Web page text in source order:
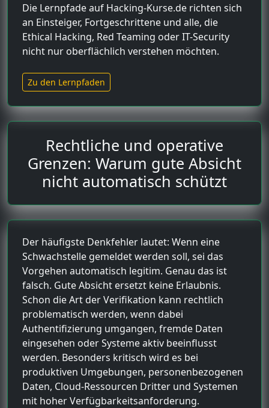
Die Lernpfade auf Hacking-Kurse.de richten sich
an Einsteiger, Fortgeschrittene und alle, die
Ethical Hacking, Red Teaming oder IT-Security
nicht nur oberflächlich verstehen möchten.
Zu den Lernpfaden
Rechtliche und operative
Grenzen: Warum gute Absicht
nicht automatisch schützt
Der häufigste Denkfehler lautet: Wenn eine
Schwachstelle gemeldet werden soll, sei das
Vorgehen automatisch legitim. Genau das ist
falsch. Gute Absicht ersetzt keine Erlaubnis.
Schon die Art der Verifikation kann rechtlich
problematisch werden, wenn dabei
Authentifizierung umgangen, fremde Daten
eingesehen oder Systeme aktiv beeinflusst
werden. Besonders kritisch wird es bei
produktiven Umgebungen, personenbezogenen
Daten, Cloud-Ressourcen Dritter und Systemen
mit hoher Verfügbarkeitsanforderung.